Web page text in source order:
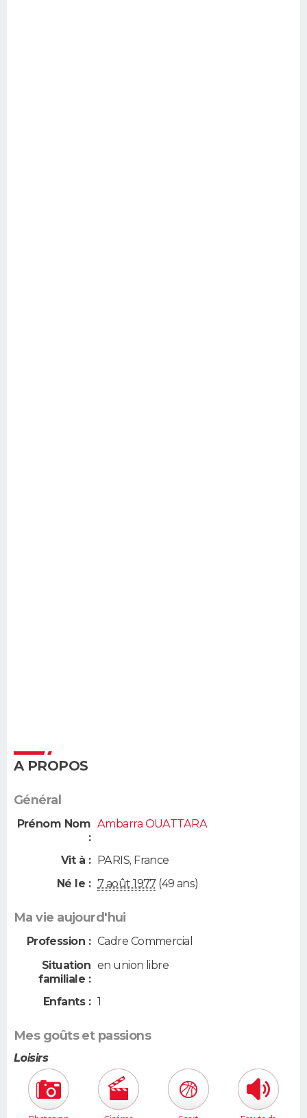
A PROPOS
Général
Prénom Nom
:
Ambarra OUATTARA
Vit à : PARIS, France
Né le : 7 août 1977(49 ans)
Ma vie aujourd'hui
Profession : Cadre Commercial
Situation
familiale :
en union libre
Enfants : 1
Mes goûts et passions
Loisirs